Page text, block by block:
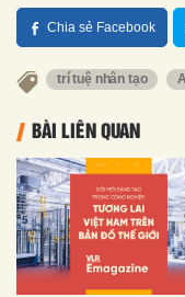
Chia sẻ Facebook
trí tuệ nhân tạo AI
BÀI LIÊN QUAN